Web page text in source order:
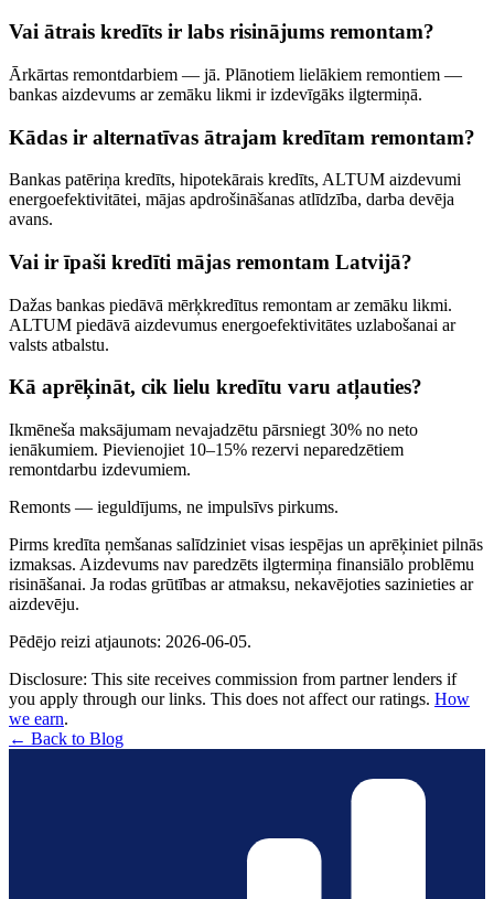
Vai ātrais kredīts ir labs risinājums remontam?
Ārkārtas remontdarbiem — jā. Plānotiem lielākiem remontiem —
bankas aizdevums ar zemāku likmi ir izdevīgāks ilgtermiņā.
Kādas ir alternatīvas ātrajam kredītam remontam?
Bankas patēriņa kredīts, hipotekārais kredīts, ALTUM aizdevumi
energoefektivitātei, mājas apdrošināšanas atlīdzība, darba devēja
avans.
Vai ir īpaši kredīti mājas remontam Latvijā?
Dažas bankas piedāvā mērķkredītus remontam ar zemāku likmi.
ALTUM piedāvā aizdevumus energoefektivitātes uzlabošanai ar
valsts atbalstu.
Kā aprēķināt, cik lielu kredītu varu atļauties?
Ikmēneša maksājumam nevajadzētu pārsniegt 30% no neto
ienākumiem. Pievienojiet 10–15% rezervi neparedzētiem
remontdarbu izdevumiem.
Remonts — ieguldījums, ne impulsīvs pirkums.
Pirms kredīta ņemšanas salīdziniet visas iespējas un aprēķiniet pilnās
izmaksas. Aizdevums nav paredzēts ilgtermiņa finansiālo problēmu
risināšanai. Ja rodas grūtības ar atmaksu, nekavējoties sazinieties ar
aizdevēju.
Pēdējo reizi atjaunots: 2026-06-05.
Disclosure: This site receives commission from partner lenders if
you apply through our links. This does not affect our ratings. How
we earn.
← Back to Blog